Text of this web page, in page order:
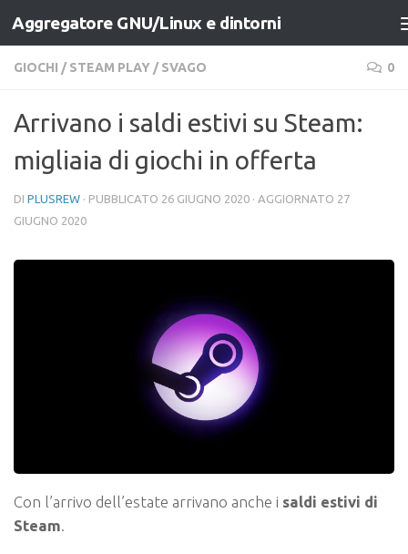
Salta al contenuto
Aggregatore GNU/Linux e dintorni
GIOCHI / STEAM PLAY / SVAGO 0
Arrivano i saldi estivi su Steam:
migliaia di giochi in offerta
DI PLUSREW · PUBBLICATO 26 GIUGNO 2020 · AGGIORNATO 27
GIUGNO 2020
Con l’arrivo dell’estate arrivano anche i saldi estivi di
Steam.